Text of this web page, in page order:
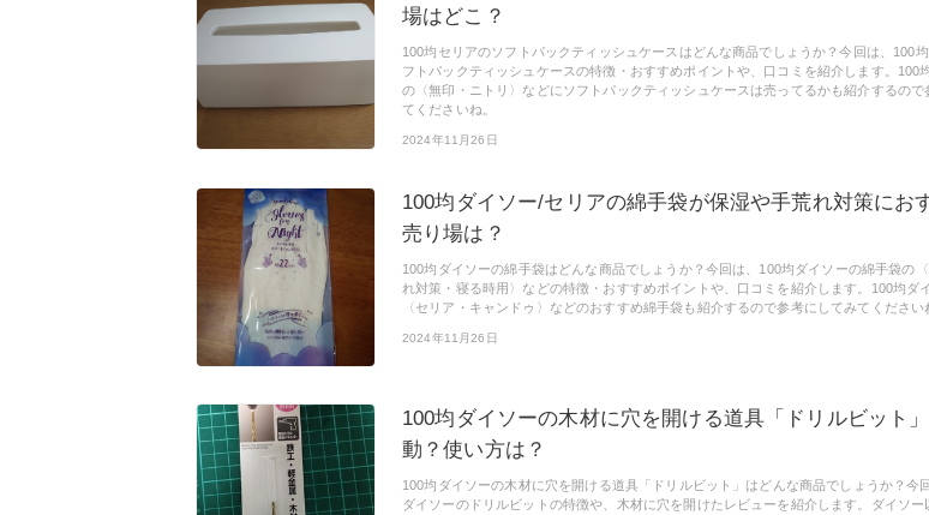
場はどこ？
100均セリアのソフトパックティッシュケースはどんな商品でしょうか？今回は、100
フトパックティッシュケースの特徴・おすすめポイントや、口コミを紹介します。100
の〈無印・ニトリ〉などにソフトパックティッシュケースは売ってるかも紹介するので
てくださいね。
2024年11月26日
100均ダイソー/セリアの綿手袋が保湿や手荒れ対策にお
売り場は？
100均ダイソーの綿手袋はどんな商品でしょうか？今回は、100均ダイソーの綿手袋の
れ対策・寝る時用〉などの特徴・おすすめポイントや、口コミを紹介します。100均ダ
〈セリア・キャンドゥ〉などのおすすめ綿手袋も紹介するので参考にしてみてください
2024年11月26日
100均ダイソーの木材に穴を開ける道具「ドリルビット
動？使い方は？
100均ダイソーの木材に穴を開ける道具「ドリルビット」はどんな商品でしょうか？今
ダイソーのドリルビットの特徴や、木材に穴を開けたレビューを紹介します。ダイソー